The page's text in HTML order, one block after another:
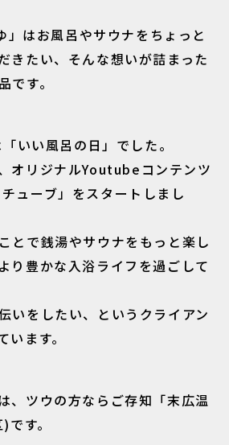
」はお風呂やサウナをちょっと
きたい、そんな想いが詰まった
です。
いい風呂の日」でした。
オリジナルYoutubeコンテンツ
ューブ」をスタートしまし
とで銭湯やサウナをもっと楽し
り豊かな入浴ライフを過ごして
いをしたい、というクライアン
います。
、ツウの方ならご存知「末広温
す。